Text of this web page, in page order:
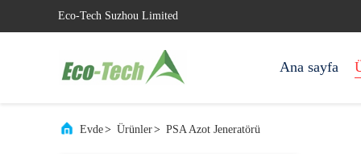
Eco-Tech Suzhou Limited
Ana sayfa
Evde> Ürünler> PSA Azot Jeneratörü